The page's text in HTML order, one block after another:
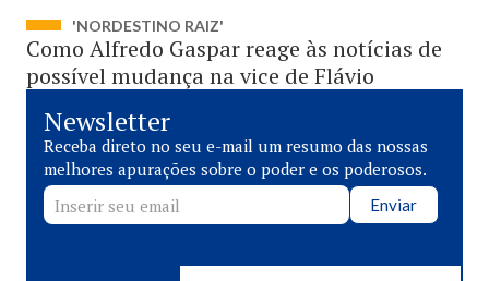
'NORDESTINO RAIZ'
Como Alfredo Gaspar reage às notícias de
possível mudança na vice de Flávio
Newsletter
Receba direto no seu e-mail um resumo das nossas
melhores apurações sobre o poder e os poderosos.
Enviar